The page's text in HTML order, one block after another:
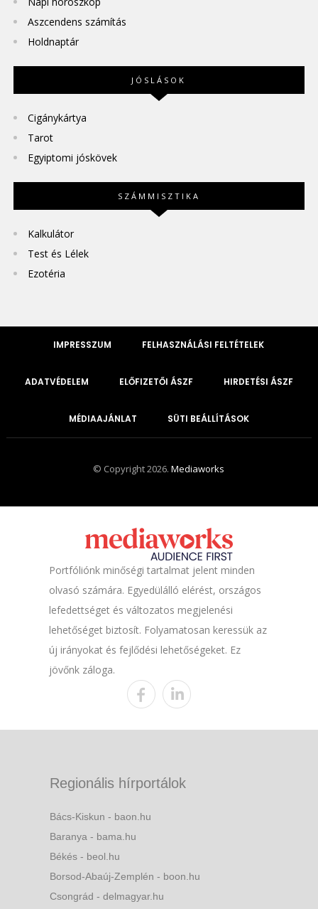
Aszcendens számítás
Holdnaptár
JÓSLÁSOK
Cigánykártya
Tarot
Egyiptomi jóskövek
SZÁMMISZTIKA
Kalkulátor
Test és Lélek
Ezotéria
IMPRESSZUM FELHASZNÁLÁSI FELTÉTELEK
ADATVÉDELEM ELŐFIZETŐI ÁSZF HIRDETÉSI ÁSZF
MÉDIAAJÁNLAT SÜTI BEÁLLÍTÁSOK
© Copyright 2026.Mediaworks
Portfóliónk minőségi tartalmat jelent minden
olvasó számára. Egyedülálló elérést, országos
lefedettséget és változatos megjelenési
lehetőséget biztosít. Folyamatosan keressük az
új irányokat és fejlődési lehetőségeket. Ez
jövőnk záloga.
Regionális hírportálok
Bács-Kiskun - baon.hu
Baranya - bama.hu
Békés - beol.hu
Borsod-Abaúj-Zemplén - boon.hu
Csongrád - delmagyar.hu